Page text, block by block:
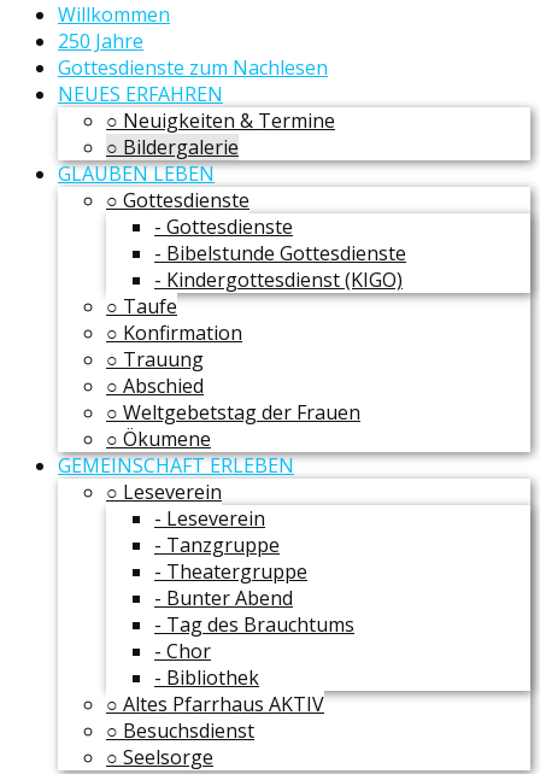
Willkommen
250 Jahre
Gottesdienste zum Nachlesen
NEUES ERFAHREN
○ Neuigkeiten & Termine
○ Bildergalerie
GLAUBEN LEBEN
○ Gottesdienste
- Gottesdienste
- Bibelstunde Gottesdienste
- Kindergottesdienst (KIGO)
○ Taufe
○ Konfirmation
○ Trauung
○ Abschied
○ Weltgebetstag der Frauen
○ Ökumene
GEMEINSCHAFT ERLEBEN
○ Leseverein
- Leseverein
- Tanzgruppe
- Theatergruppe
- Bunter Abend
- Tag des Brauchtums
- Chor
- Bibliothek
○ Altes Pfarrhaus AKTIV
○ Besuchsdienst
○ Seelsorge